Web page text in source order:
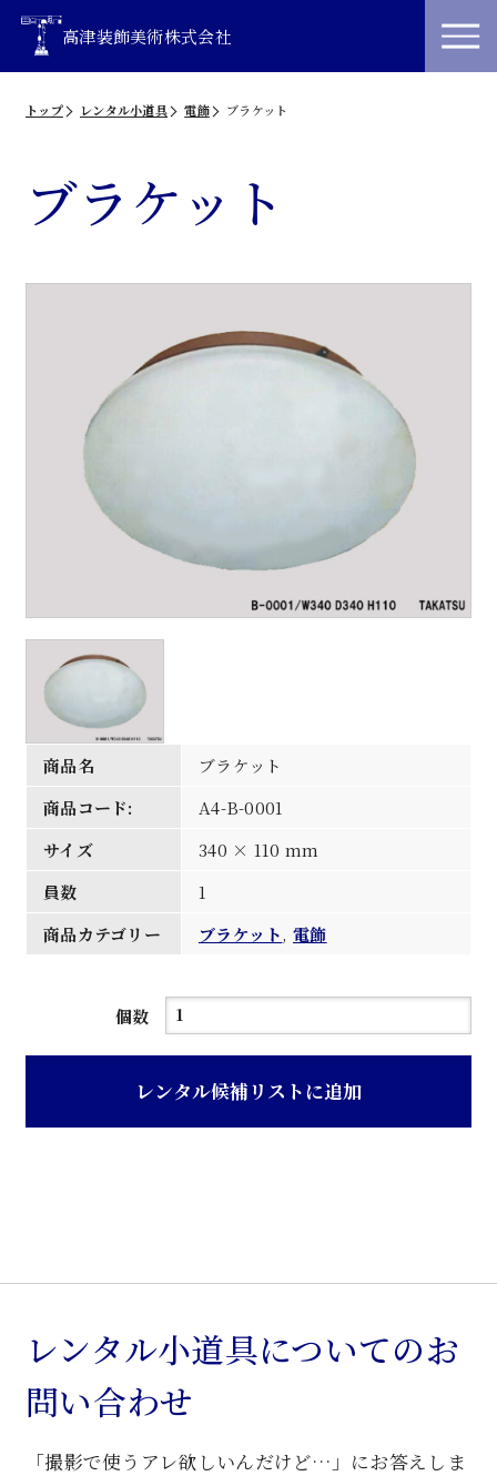
高津装飾美術株式会社
トップ レンタル小道具 電飾 ブラケット
ブラケット
商品名
ブラケット
商品コード:
A4-B-0001
サイズ
340 × 110 mm
員数
1
商品カテゴリー
ブラケット,電飾
個数
ブ
ッ
レンタル候補リストに追加
レンタル小道具についてのお
問い合わせ
「撮影で使うアレ欲しいんだけど…」にお答えしま